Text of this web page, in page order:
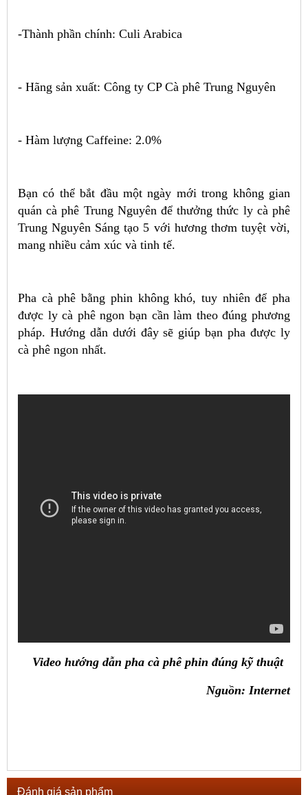
-Thành phần chính: Culi Arabica
- Hãng sản xuất: Công ty CP Cà phê Trung Nguyên
- Hàm lượng Caffeine: 2.0%
Bạn có thể bắt đầu một ngày mới trong không gian
quán cà phê Trung Nguyên để thưởng thức ly cà phê
Trung Nguyên Sáng tạo 5 với hương thơm tuyệt vời,
mang nhiều cảm xúc và tinh tế.
Pha cà phê bằng phin không khó, tuy nhiên để pha
được ly cà phê ngon bạn cần làm theo đúng phương
pháp. Hướng dẫn dưới đây sẽ giúp bạn pha được ly
cà phê ngon nhất.
Video hướng dẫn pha cà phê phin đúng kỹ thuật
Nguồn: Internet
Đánh giá sản phẩm